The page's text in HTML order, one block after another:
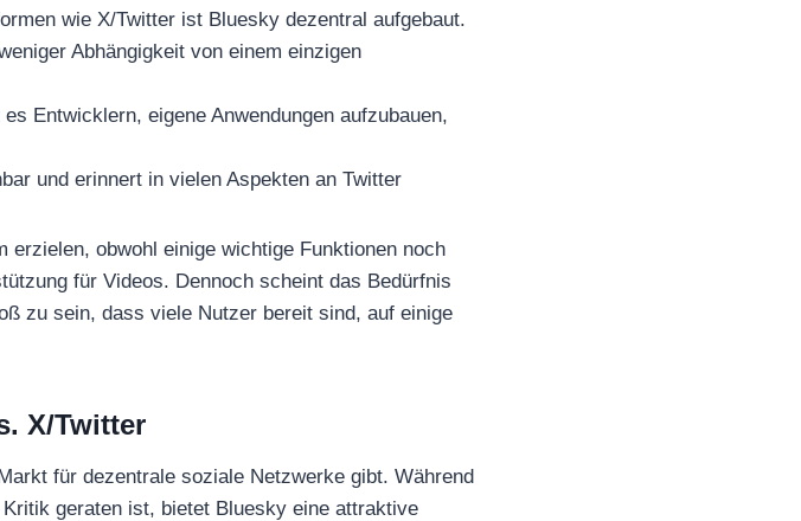
wie X/Twitter ist Bluesky dezentral aufgebaut.
Abhängigkeit von einem einzigen
Entwicklern, eigene Anwendungen aufzubauen,
und erinnert in vielen Aspekten an Twitter
obwohl einige wichtige Funktionen noch
für Videos. Dennoch scheint das Bedürfnis
zu sein, dass viele Nutzer bereit sind, auf einige
X/Twitter
für dezentrale soziale Netzwerke gibt. Während
geraten ist, bietet Bluesky eine attraktive